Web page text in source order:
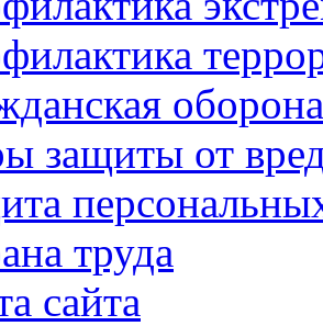
оборона
защиты от
труда
сайта